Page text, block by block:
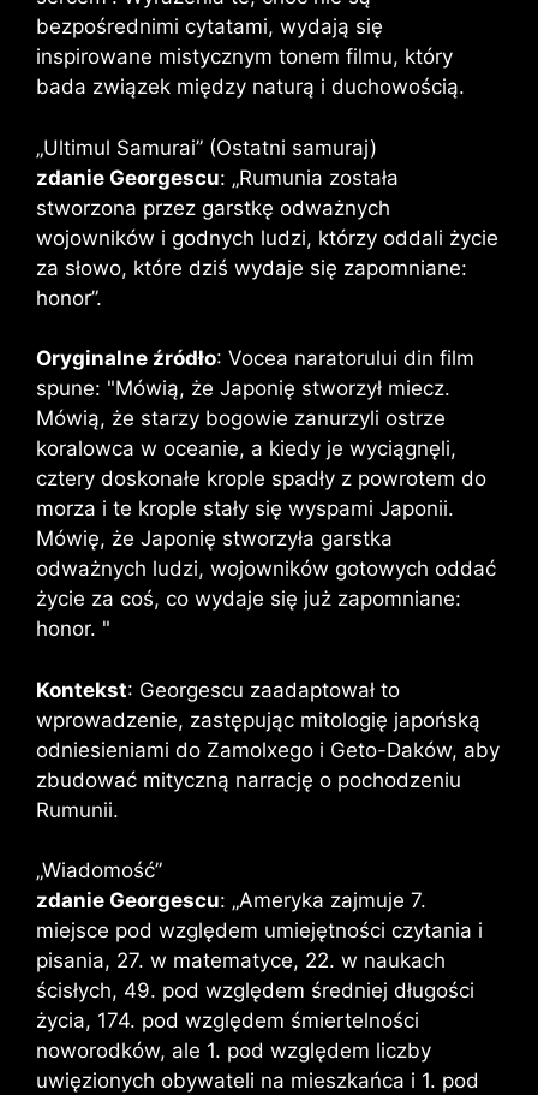
bezpośrednimi cytatami, wydają się
inspirowane mistycznym tonem filmu, który
bada związek między naturą i duchowością.
„Ultimul Samurai” (Ostatni samuraj)
zdanie Georgescu: „Rumunia została
stworzona przez garstkę odważnych
wojowników i godnych ludzi, którzy oddali życie
za słowo, które dziś wydaje się zapomniane:
honor”.
Oryginalne źródło: Vocea naratorului din film
spune: "Mówią, że Japonię stworzył miecz.
Mówią, że starzy bogowie zanurzyli ostrze
koralowca w oceanie, a kiedy je wyciągnęli,
cztery doskonałe krople spadły z powrotem do
morza i te krople stały się wyspami Japonii.
Mówię, że Japonię stworzyła garstka
odważnych ludzi, wojowników gotowych oddać
życie za coś, co wydaje się już zapomniane:
honor. "
Kontekst: Georgescu zaadaptował to
wprowadzenie, zastępując mitologię japońską
odniesieniami do Zamolxego i Geto-Daków, aby
zbudować mityczną narrację o pochodzeniu
Rumunii.
„Wiadomość”
zdanie Georgescu: „Ameryka zajmuje 7.
miejsce pod względem umiejętności czytania i
pisania, 27. w matematyce, 22. w naukach
ścisłych, 49. pod względem średniej długości
życia, 174. pod względem śmiertelności
noworodków, ale 1. pod względem liczby
uwięzionych obywateli na mieszkańca i 1. pod